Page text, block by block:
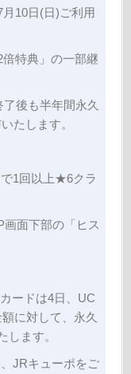
10日(日)ご利用
特典」の一部継
後も半年間永久
たします。
1回以上★6クラ
面下部の「ヒス
ードは4日、UC
に対して、永久
します。
JRキューポをご